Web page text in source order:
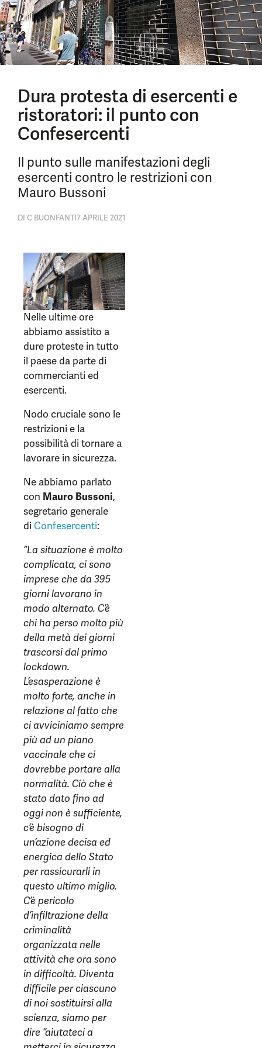
Dura protesta di esercenti e
ristoratori: il punto con
Confesercenti
Il punto sulle manifestazioni degli
esercenti contro le restrizioni con
Mauro Bussoni
DI C BUONFANTI7 APRILE 2021
Nelle ultime ore
abbiamo assistito a
dure proteste in tutto
il paese da parte di
commercianti ed
esercenti.
Nodo cruciale sono le
restrizioni e la
possibilità di tornare a
lavorare in sicurezza.
Ne abbiamo parlato
con Mauro Bussoni,
segretario generale
diConfesercenti:
“La situazione è molto
complicata, ci sono
imprese che da 395
giorni lavorano in
modo alternato. C’è
chi ha perso molto più
della metà dei giorni
trascorsi dal primo
lockdown.
L’esasperazione è
molto forte, anche in
relazione al fatto che
ci avviciniamo sempre
più ad un piano
vaccinale che ci
dovrebbe portare alla
normalità. Ciò che è
stato dato fino ad
oggi non è sufficiente,
c’è bisogno di
un’azione decisa ed
energica dello Stato
per rassicurarli in
questo ultimo miglio.
C’è pericolo
d’infiltrazione della
criminalità
organizzata nelle
attività che ora sono
in difficoltà. Diventa
difficile per ciascuno
di noi sostituirsi alla
scienza, siamo per
dire “aiutateci a